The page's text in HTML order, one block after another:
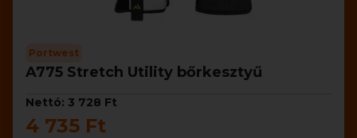
Portwest
A775 Stretch Utility bőrkesztyű
Nettó: 3 728 Ft
4 735 Ft